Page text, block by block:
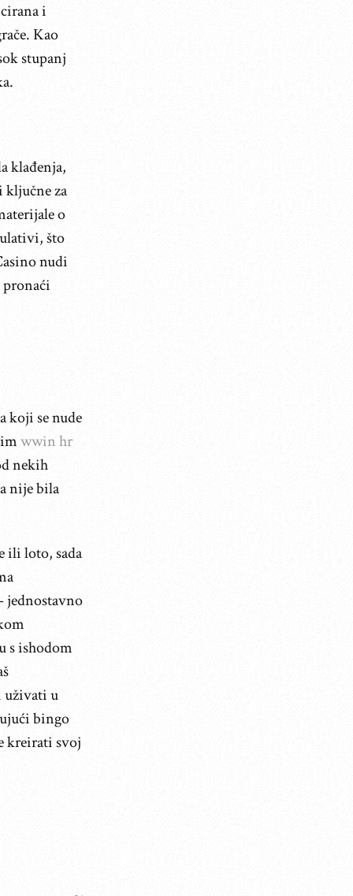
i
Kao
stupanj
klađenja,
ključne za
o
što
nudi
koji se nude
wwin hr
nekih
nije bila
ili loto, sada
jednostavno
s ishodom
uživati u
bingo
kreirati svoj